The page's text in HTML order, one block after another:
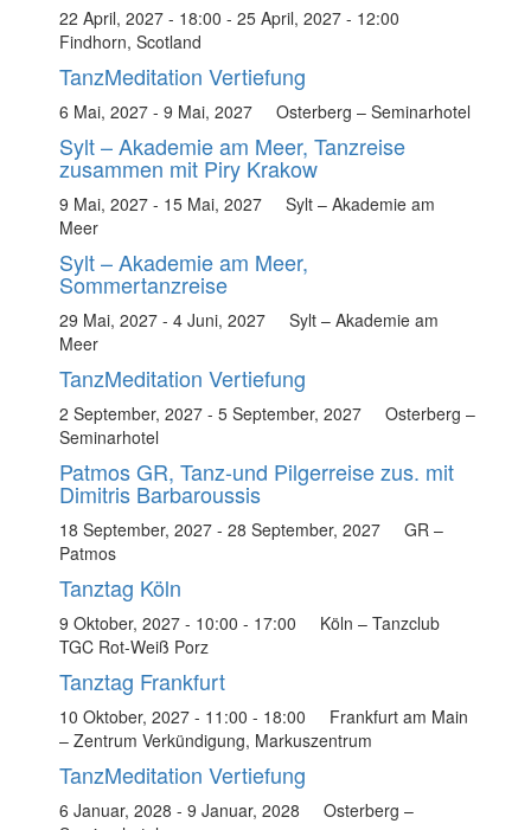
22 April, 2027 - 18:00 - 25 April, 2027 - 12:00
Findhorn, Scotland
TanzMeditation Vertiefung
6 Mai, 2027 - 9 Mai, 2027 Osterberg – Seminarhotel
Sylt – Akademie am Meer, Tanzreise
zusammen mit Piry Krakow
9 Mai, 2027 - 15 Mai, 2027
Sylt – Akademie am
Meer
Sylt – Akademie am Meer,
Sommertanzreise
29 Mai, 2027 - 4 Juni, 2027
Sylt – Akademie am
Meer
TanzMeditation Vertiefung
2 September, 2027 - 5 September, 2027
Osterberg –
Seminarhotel
Patmos GR, Tanz-und Pilgerreise zus. mit
Dimitris Barbaroussis
18 September, 2027 - 28 September, 2027
GR –
Patmos
Tanztag Köln
9 Oktober, 2027 - 10:00 - 17:00
Köln – Tanzclub
TGC Rot-Weiß Porz
Tanztag Frankfurt
10 Oktober, 2027 - 11:00 - 18:00
Frankfurt am Main
– Zentrum Verkündigung, Markuszentrum
TanzMeditation Vertiefung
6 Januar, 2028 - 9 Januar, 2028
Osterberg –